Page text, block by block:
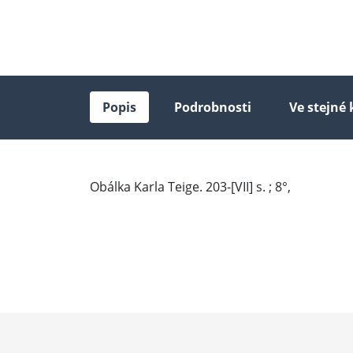
Popis Podrobnosti Ve stejné
Obálka Karla Teige. 203-[VII] s. ; 8°,